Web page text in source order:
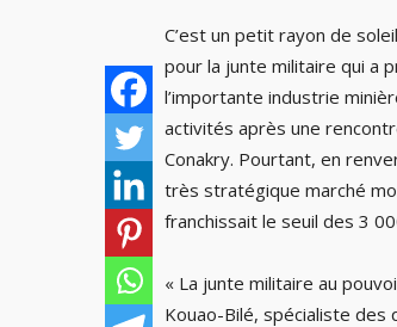
C’est un petit rayon de
pour la junte militaire qui a
l’importante industrie
activités après une
Conakry. Pourtant, en
très stratégique marché
franchissait le seuil des 3
« La junte militaire au
Kouao-Bilé, spécialiste des